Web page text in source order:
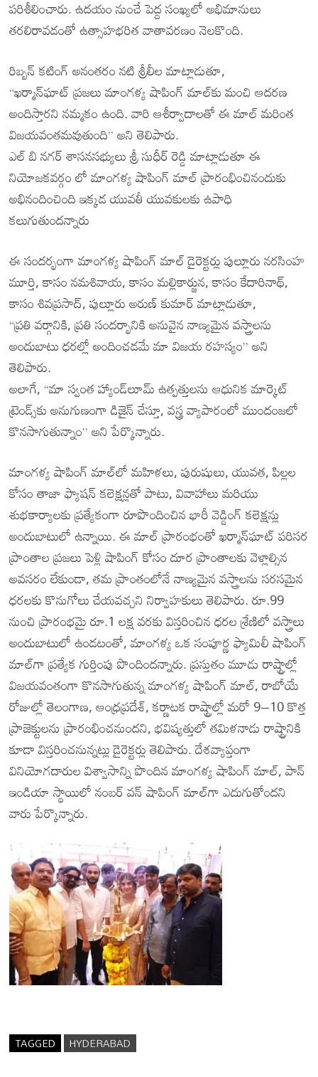
పరిశీలించారు. ఉదయం నుంచే పెద్ద సంఖ్యలో అభిమానులు
తరలిరావడంతో ఉత్సాహభరిత వాతావరణం నెలకొంది.
రిబ్బన్ కటింగ్ అనంతరం నటి శ్రీలీల మాట్లాడుతూ,
“ఖర్మాన్‌ఘాట్ ప్రజలు మాంగళ్య షాపింగ్ మాల్‌కు మంచి ఆదరణ
అందిస్తారని నమ్మకం ఉంది. వారి ఆశీర్వాదాలతో ఈ మాల్ మరింత
విజయవంతమవుతుంది” అని తెలిపారు.
ఎల్ బి నగర్ శాసనసభ్యులు శ్రీ సుధీర్ రెడ్డి మాట్లాడుతూ ఈ
నియోజకవర్గం లో మాంగళ్య షాపింగ్ మాల్ ప్రారంభించినందుకు
అభినందించింది ఇక్కడ యువతీ యువకులకు ఉపాధి
కలుగుతుందన్నారు
ఈ సందర్భంగా మాంగళ్య షాపింగ్ మాల్ డైరెక్టర్లు పుల్లూరు నరసింహ
మూర్తి, కాసం నమశివాయ, కాసం మల్లికార్జున, కాసం కేదారినాథ్,
కాసం శివప్రసాద్, పుల్లూరు అరుణ్ కుమార్ మాట్లాడుతూ,
“ప్రతి వర్గానికి, ప్రతి సందర్భానికి అనువైన నాణ్యమైన వస్త్రాలను
అందుబాటు ధరల్లో అందించడమే మా విజయ రహస్యం” అని
తెలిపారు.
అలాగే, “మా స్వంత హ్యాండ్‌లూమ్ ఉత్పత్తులను ఆధునిక మార్కెట్
ట్రెండ్స్‌కు అనుగుణంగా డిజైన్ చేస్తూ, వస్త్ర వ్యాపారంలో ముందంజలో
కొనసాగుతున్నాం” అని పేర్కొన్నారు.
మాంగళ్య షాపింగ్ మాల్‌లో మహిళలు, పురుషులు, యువత, పిల్లల
కోసం తాజా ఫ్యాషన్ కలెక్షన్లతో పాటు, వివాహాలు మరియు
శుభకార్యాలకు ప్రత్యేకంగా రూపొందించిన భారీ వెడ్డింగ్ కలెక్షన్లు
అందుబాటులో ఉన్నాయి. ఈ మాల్ ప్రారంభంతో ఖర్మాన్‌ఘాట్ పరిసర
ప్రాంతాల ప్రజలు పెళ్లి షాపింగ్ కోసం దూర ప్రాంతాలకు వెళ్లాల్సిన
అవసరం లేకుండా, తమ ప్రాంతంలోనే నాణ్యమైన వస్త్రాలను సరసమైన
ధరలకు కొనుగోలు చేయవచ్చని నిర్వాహకులు తెలిపారు. రూ.99
నుంచి ప్రారంభమై రూ.1 లక్ష వరకు విస్తరించిన ధరల శ్రేణిలో వస్త్రాలు
అందుబాటులో ఉండటంతో, మాంగళ్య ఒక సంపూర్ణ ఫ్యామిలీ షాపింగ్
మాల్‌గా ప్రత్యేక గుర్తింపు పొందిందన్నారు. ప్రస్తుతం మూడు రాష్ట్రాల్లో
విజయవంతంగా కొనసాగుతున్న మాంగళ్య షాపింగ్ మాల్, రాబోయే
రోజుల్లో తెలంగాణ, ఆంధ్రప్రదేశ్, కర్ణాటక రాష్ట్రాల్లో మరో 9–10 కొత్త
ప్రాజెక్టులను ప్రారంభించనుందని, భవిష్యత్తులో తమిళనాడు రాష్ట్రానికి
కూడా విస్తరించనున్నట్లు డైరెక్టర్లు తెలిపారు. దేశవ్యాప్తంగా
వినియోగదారుల విశ్వాసాన్ని పొందిన మాంగళ్య షాపింగ్ మాల్, పాన్
ఇండియా స్థాయిలో నంబర్ వన్ షాపింగ్ మాల్‌గా ఎదుగుతోందని
వారు పేర్కొన్నారు.
TAGGED HYDERABAD